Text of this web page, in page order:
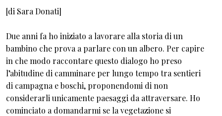
[di Sara Donati]
Due anni fa ho iniziato a lavorare alla storia di un
bambino che prova a parlare con un albero. Per capire
in che modo raccontare questo dialogo ho preso
l’abitudine di camminare per lungo tempo tra sentieri
di campagna e boschi, proponendomi di non
considerarli unicamente paesaggi da attraversare. Ho
cominciato a domandarmi se la vegetazione si